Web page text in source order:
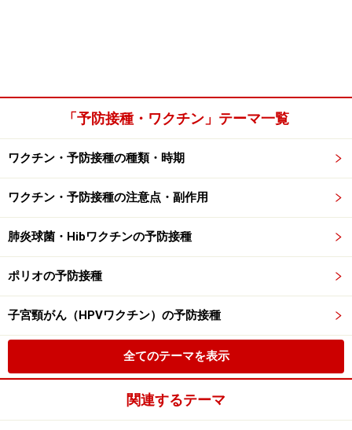
「予防接種・ワクチン」テーマ一覧
ワクチン・予防接種の種類・時期
ワクチン・予防接種の注意点・副作用
肺炎球菌・Hibワクチンの予防接種
ポリオの予防接種
子宮頸がん（HPVワクチン）の予防接種
全てのテーマを表示
関連するテーマ